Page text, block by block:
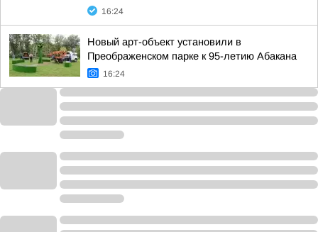
16:24
Новый арт-объект установили в
Преображенском парке к 95-летию Абакана
16:24